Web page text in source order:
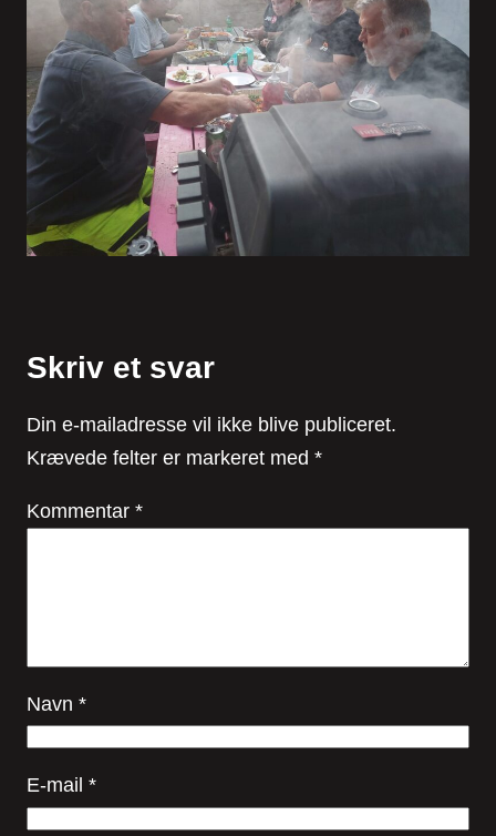
Skriv et svar
Din e-mailadresse vil ikke blive publiceret.
Krævede felter er markeret med *
Kommentar *
Navn *
E-mail *